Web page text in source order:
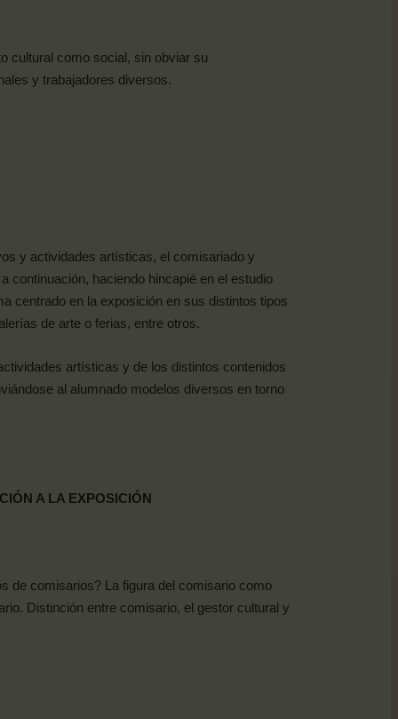
cultural como social, sin obviar su
y trabajadores diversos.
y actividades artísticas, el comisariado y
continuación, haciendo hincapié en el estudio
centrado en la exposición en sus distintos tipos
de arte o ferias, entre otros.
artísticas y de los distintos contenidos
al alumnado modelos diversos en torno
A LA EXPOSICIÓN
de comisarios? La figura del comisario como
Distinción entre comisario, el gestor cultural y